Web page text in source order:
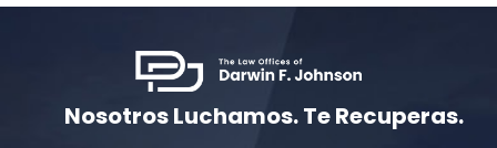
Nosotros Luchamos. Te Recuperas.